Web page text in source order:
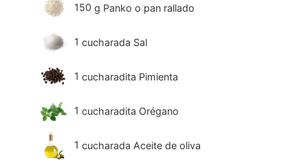
150 g Panko o pan rallado
1 cucharada Sal
1 cucharadita Pimienta
1 cucharadita Orégano
1 cucharada Aceite de oliva